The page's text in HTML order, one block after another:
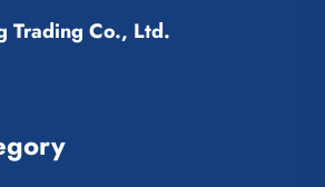
Trading Co., Ltd.